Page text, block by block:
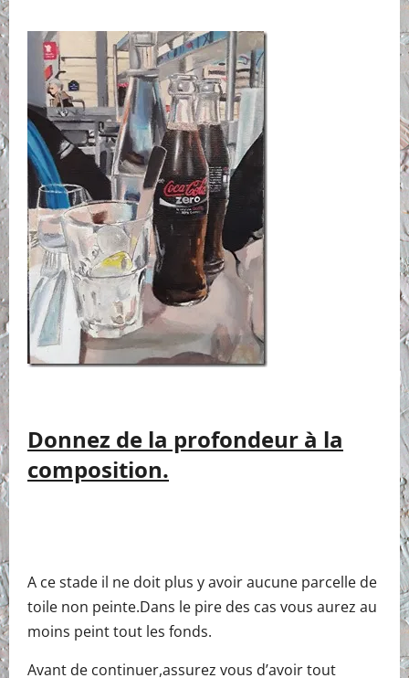
Donnez de la profondeur à la
composition.
A ce stade il ne doit plus y avoir aucune parcelle de
toile non peinte.Dans le pire des cas vous aurez au
moins peint tout les fonds.
Avant de continuer,assurez vous d’avoir tout